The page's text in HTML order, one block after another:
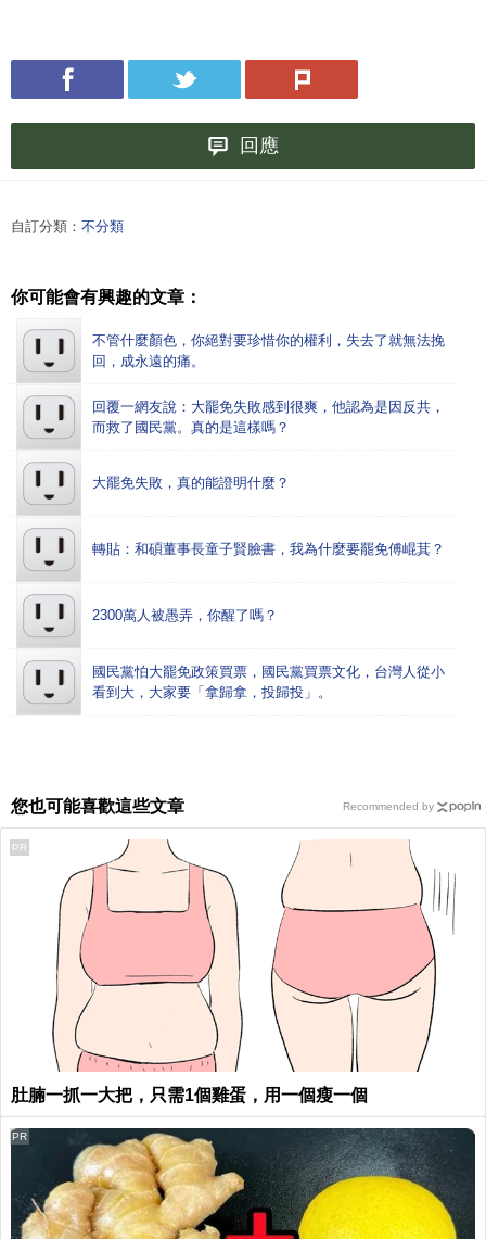
回應
自訂分類： 不分類
你可能會有興趣的文章：
不管什麼顏色，你絕對要珍惜你的權利，失去了就無法挽
回，成永遠的痛。
回覆一網友說：大罷免失敗感到很爽，他認為是因反共，
而救了國民黨。真的是這樣嗎？
大罷免失敗，真的能證明什麼？
轉貼：和碩董事長童子賢臉書，我為什麼要罷免傅崐萁？
2300萬人被愚弄，你醒了嗎？
國民黨怕大罷免政策買票，國民黨買票文化，台灣人從小
看到大，大家要「拿歸拿，投歸投」。
您也可能喜歡這些文章
肚腩一抓一大把，只需1個雞蛋，用一個瘦一個
PR
PR
Recommended by